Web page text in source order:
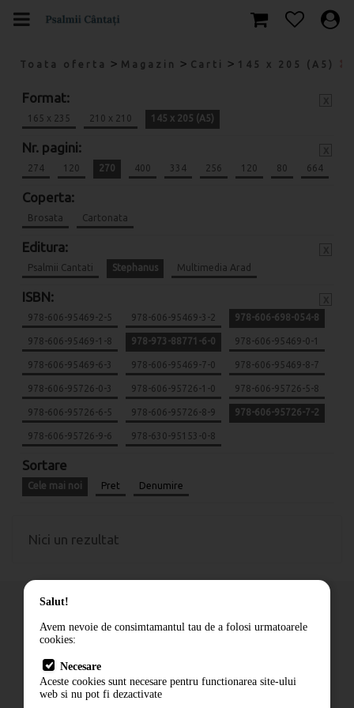
Toata oferta > Magazin > Carti > 145 x 205 (A5)
Format:
165 x 235 210 x 210 145 x 205 (A5)
Nr. pagini:
274 120 270 400 334 256 120 80 664
Coperta:
Brosata Cartonata
Editura:
Psalmii Cantati Stephanus Multimedia Arad
ISBN:
978-606-95469-2-5 978-606-95469-3-2 978-606-698-054-8
978-606-95469-1-8 978-973-88771-6-0 978-606-95469-0-1
978-606-95469-6-3 978-606-95469-7-0 978-606-95469-8-7
978-606-95726-0-3 978-606-95726-1-0 978-606-95726-5-8
978-606-95726-6-5 978-606-95726-8-9 978-606-95726-7-2
978-606-95726-9-6 978-630-95153-0-8
Sortare
Cele mai noi Pret Denumire
Nici un rezultat
Cum comand
Livrare
Contact
Salut!
Avem nevoie de consimtamantul tau de a folosi urmatoarele
cookies:
Necesare
Aceste cookies sunt necesare pentru functionarea site-ului
web si nu pot fi dezactivate